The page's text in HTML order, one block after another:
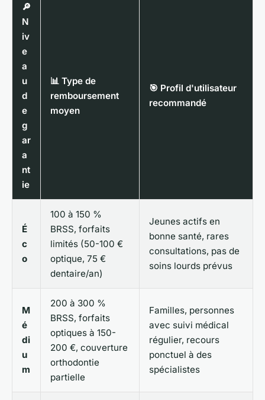
🔎
N
iv
e
a
u
d
e
g
ar
a
nt
ie
📊 Type de
remboursement
moyen
🎯 Profil d'utilisateur
recommandé
É
c
o
100 à 150 %
BRSS, forfaits
limités (50-100 €
optique, 75 €
dentaire/an)
Jeunes actifs en
bonne santé, rares
consultations, pas de
soins lourds prévus
M
é
di
u
m
200 à 300 %
BRSS, forfaits
optiques à 150-
200 €, couverture
orthodontie
partielle
Familles, personnes
avec suivi médical
régulier, recours
ponctuel à des
spécialistes